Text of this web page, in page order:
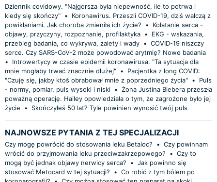
Dziennik covidowy. "Najgorsza była niepewność, ile to potrwa i
kiedy się skończy" •
Koronawirus. Przeszli COVID-19, dziś walczą z
powikłaniami. Jak choroba zmieniła ich życie?
•
Kołatanie serca -
objawy, przyczyny, rozpoznanie, profilaktyka •
EKG - wskazania,
przebieg badania, co wykrywa, zalety i wady • COVID-19 niszczy
serce. Czy SARS-CoV-2 może powodować arytmię? Nowe badania
•
Introwertycy w czasie epidemii koronawirusa. "Ta sytuacja dla
mnie mogłaby trwać znacznie dłużej" •
Pacjentka z long COVID:
"Czuję się, jakby ktoś obrabował mnie z poprzedniego życia" •
Puls
- normy, pomiar, puls wysoki i niski • Żona Justina Biebera przeszła
poważną operację. Hailey opowiedziała o tym, że zagrożone było jej
życie
• Skończyłeś 50 lat? Tyle powinien wynosić twój puls
NAJNOWSZE PYTANIA Z TEJ SPECJALIZACJI
Czy mogę powrócić do stosowania leku Betaloc? • Czy powinnam
wrócić do przyjmowania leku przeciwzakrzepowego?
• Czy to
mogą być jednak objawy nerwicy serca?
• Jak powinno się
stosować Metocard w tej sytuacji?
• Co robić z tym bólem po